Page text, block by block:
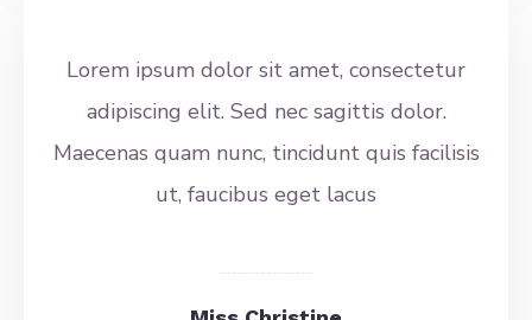
Lorem ipsum dolor sit amet, consectetur
adipiscing elit. Sed nec sagittis dolor.
Maecenas quam nunc, tincidunt quis facilisis
ut, faucibus eget lacus